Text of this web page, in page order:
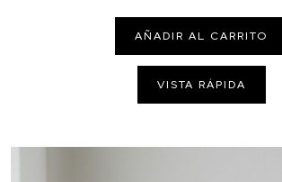
AÑADIR AL CARRITO
VISTA RÁPIDA